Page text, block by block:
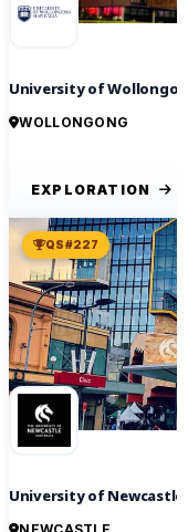
University of Wollongong
WOLLONGONG
EXPLORATION
QS #227
University of Newcastle